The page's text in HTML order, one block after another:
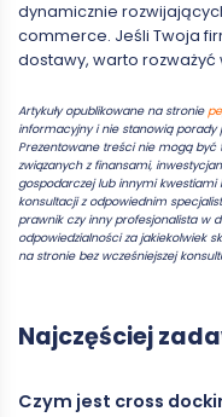
dynamicznie
commerce. Jeśli Twoja
dostawy, warto
Artykuły opublikowane na stronie
informacyjny i nie stanowią porady
Prezentowane treści nie mogą być
związanych z finansami,
gospodarczej lub innymi kwestiami
konsultacji z odpowiednim
prawnik czy inny profesjonalista w
odpowiedzialności za jakiekolwiek
na stronie bez wcześniejszej
Najczęściej
Czym jest cross